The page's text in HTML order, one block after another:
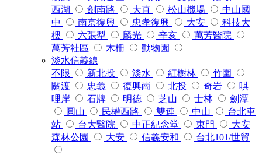
西湖
劍南路 大直 松山機場
中山國
中
南京復興 忠孝復興 大安
科技大
樓
六張犁 麟光 辛亥
萬芳醫院
萬芳社區
木柵
動物園
淡水信義線
不限
新北投 淡水 紅樹林
竹圍
關渡
忠義 復興崗 北投 奇岩
唭
哩岸
石牌 明德 芝山 士林
劍潭
圓山
民權西路 雙連 中山
台北車
站
台大醫院 中正紀念堂 東門
大安
森林公園
大安 信義安和 台北101/世貿